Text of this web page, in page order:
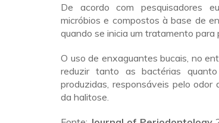
De acordo com pesquisadores
micróbios e compostos à base de
quando se inicia um tratamento para
O uso de enxaguantes bucais, no
reduzir tanto as bactérias
produzidas, responsáveis pelo odor
da halitose.